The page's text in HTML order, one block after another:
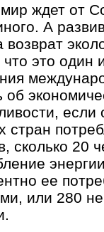
ждет от
А
что это один
об
если
стран
сколько 20
ее
или 280